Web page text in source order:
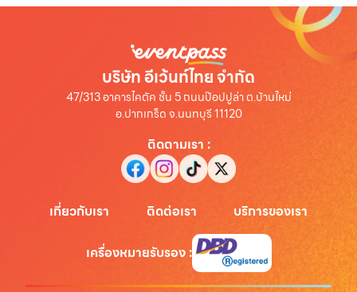
บริษัท อีเว้นท์ไทย จำกัด
47/313 อาคารไคตัค ชั้น 5 ถนนป๊อปปูล่า ต.บ้านใหม่
อ.ปากเกร็ด จ.นนทบุรี 11120
ติดตามเรา :
เกี่ยวกับเรา ติดต่อเรา บริการของเรา
เครื่องหมายรับรอง: